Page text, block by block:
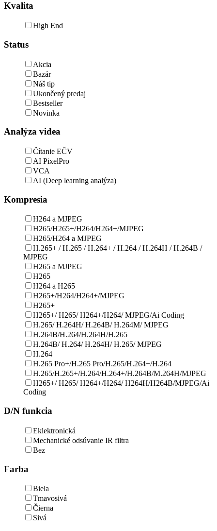
Kvalita
High End
Status
Akcia
Bazár
Náš tip
Ukončený predaj
Bestseller
Novinka
Analýza videa
Čítanie EČV
AI PixelPro
VCA
AI (Deep learning analýza)
Kompresia
H264 a MJPEG
H265/H265+/H264/H264+/MJPEG
H265/H264 a MJPEG
H.265+ / H.265 / H.264+ / H.264 / H.264H / H.264B /
MJPEG
H265 a MJPEG
H265
H264 a H265
H265+/H264/H264+/MJPEG
H265+
H265+/ H265/ H264+/H264/ MJPEG/Ai Coding
H.265/ H.264H/ H.264B/ H.264M/ MJPEG
H.264B/H.264/H.264H/H.265
H.264B/ H.264/ H.264H/ H.265/ MJPEG
H.264
H.265 Pro+/H.265 Pro/H.265/H.264+/H.264
H.265/H.265+/H.264/H.264+/H.264B/M.264H/MJPEG
H265+/ H265/ H264+/H264/ H264H/H264B/MJPEG/Ai
Coding
D/N funkcia
Eklektronická
Mechanické odsúvanie IR filtra
Bez
Farba
Biela
Tmavosivá
Čierna
Sivá